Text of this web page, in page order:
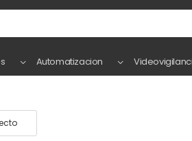
Automatizacion